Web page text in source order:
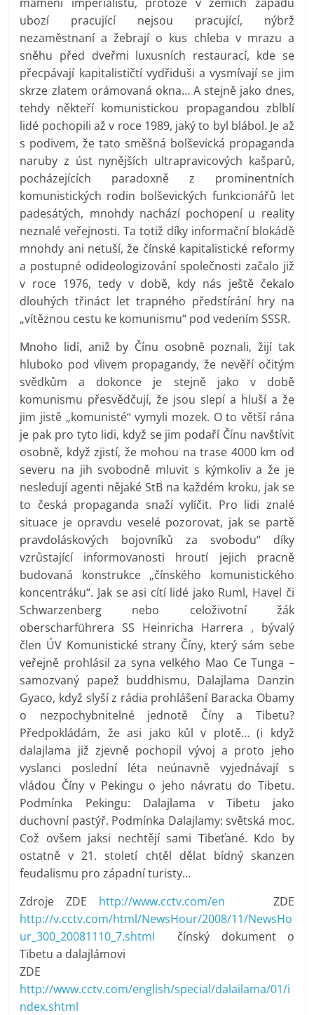
ubozí pracující nejsou pracující, nýbrž
nezaměstnaní a žebrají o kus chleba v mrazu a
sněhu před dveřmi luxusních restaurací, kde se
přecpávají kapitalističtí vydřiduši a vysmívají se jim
skrze zlatem orámovaná okna… A stejně jako dnes,
tehdy někteří komunistickou propagandou zblblí
lidé pochopili až v roce 1989, jaký to byl blábol. Je až
s podivem, že tato směšná bolševická propaganda
naruby z úst nynějších ultrapravicových kašparů,
pocházejících paradoxně z prominentních
komunistických rodin bolševických funkcionářů let
padesátých, mnohdy nachází pochopení u reality
neznalé veřejnosti. Ta totiž díky informační blokádě
mnohdy ani netuší, že čínské kapitalistické reformy
a postupné odideologizování společnosti začalo již
v roce 1976, tedy v době, kdy nás ještě čekalo
dlouhých třináct let trapného předstírání hry na
„vítěznou cestu ke komunismu“ pod vedením SSSR.
Mnoho lidí, aniž by Čínu osobně poznali, žijí tak
hluboko pod vlivem propagandy, že nevěří očitým
svědkům a dokonce je stejně jako v době
komunismu přesvědčují, že jsou slepí a hluší a že
jim jistě „komunisté“ vymyli mozek. O to větší rána
je pak pro tyto lidi, když se jim podaří Čínu navštívit
osobně, když zjistí, že mohou na trase 4000 km od
severu na jih svobodně mluvit s kýmkoliv a že je
nesledují agenti nějaké StB na každém kroku, jak se
to česká propaganda snaží vylíčit. Pro lidi znalé
situace je opravdu veselé pozorovat, jak se partě
pravdoláskových bojovníků za svobodu“ díky
vzrůstající informovanosti hroutí jejich pracně
budovaná konstrukce „čínského komunistického
koncentráku“. Jak se asi cítí lidé jako Ruml, Havel či
Schwarzenberg nebo celoživotní žák
oberscharführera SS Heinricha Harrera , bývalý
člen ÚV Komunistické strany Číny, který sám sebe
veřejně prohlásil za syna velkého Mao Ce Tunga –
samozvaný papež buddhismu, Dalajlama Danzin
Gyaco, když slyší z rádia prohlášení Baracka Obamy
o nezpochybnitelné jednotě Číny a Tibetu?
Předpokládám, že asi jako kůl v plotě… (i když
dalajlama již zjevně pochopil vývoj a proto jeho
vyslanci poslední léta neúnavně vyjednávají s
vládou Číny v Pekingu o jeho návratu do Tibetu.
Podmínka Pekingu: Dalajlama v Tibetu jako
duchovní pastýř. Podmínka Dalajlamy: světská moc.
Což ovšem jaksi nechtějí sami Tibeťané. Kdo by
ostatně v 21. století chtěl dělat bídný skanzen
feudalismu pro západní turisty…
Zdroje ZDE http://www.cctv.com/en ZDE
http://v.cctv.com/html/NewsHour/2008/11/NewsHo
ur_300_20081110_7.shtml čínský dokument o
Tibetu a dalajlámovi
ZDE
http://www.cctv.com/english/special/dalailama/01/i
ndex.shtml